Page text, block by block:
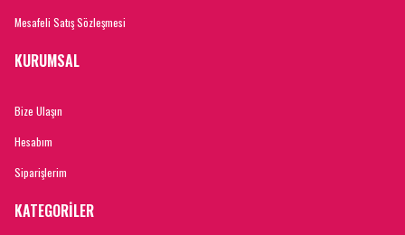
Mesafeli Satış Sözleşmesi
KURUMSAL
Bize Ulaşın
Hesabım
Siparişlerim
KATEGORİLER